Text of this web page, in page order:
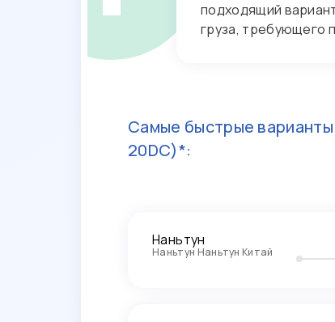
подходящий
груза, требующего
Самые быстрые
20DC)*:
Наньтун
Наньтун Наньтун Китай